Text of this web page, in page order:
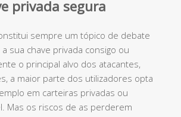
privada segura
sempre um tópico de debate
sua chave privada consigo ou
o principal alvo dos atacantes,
a maior parte dos utilizadores opta
em carteiras privadas ou
Mas os riscos de as perderem